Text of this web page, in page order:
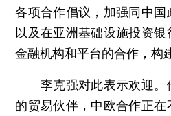
各项合作倡议，加强同中国
以及在亚洲基础设施投资
金融机构和平台的合作，构
李克强对此表示欢迎。
的贸易伙伴，中欧合作正